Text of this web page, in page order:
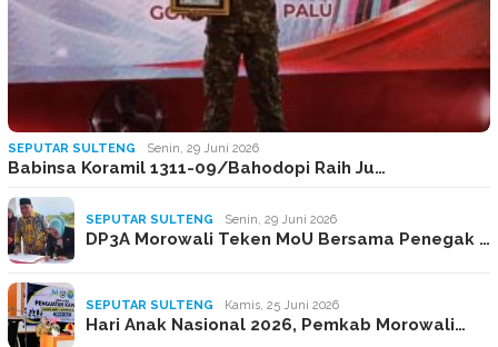
SEPUTAR SULTENG Senin, 29 Juni 2026
Babinsa Koramil 1311-09/Bahodopi Raih Ju…
SEPUTAR SULTENG Senin, 29 Juni 2026
DP3A Morowali Teken MoU Bersama Penegak …
SEPUTAR SULTENG Kamis, 25 Juni 2026
Hari Anak Nasional 2026, Pemkab Morowali…